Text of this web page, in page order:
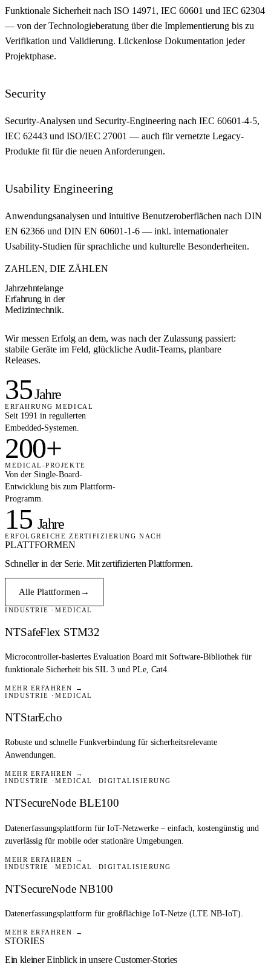
Funktionale Sicherheit nach ISO 14971, IEC 60601 und IEC 62304
— von der Technologieberatung über die Implementierung bis zu
Verifikation und Validierung. Lückenlose Dokumentation jeder
Projektphase.
Security
Security-Analysen und Security-Engineering nach IEC 60601-4-5,
IEC 62443 und ISO/IEC 27001 — auch für vernetzte Legacy-
Produkte fit für die neuen Anforderungen.
Usability Engineering
Anwendungsanalysen und intuitive Benutzeroberflächen nach DIN
EN 62366 und DIN EN 60601-1-6 — inkl. internationaler
Usability-Studien für sprachliche und kulturelle Besonderheiten.
ZAHLEN, DIE ZÄHLEN
Jahrzehntelange
Erfahrung in der
Medizintechnik.
Wir messen Erfolg an dem, was nach der Zulassung passiert:
stabile Geräte im Feld, glückliche Audit-Teams, planbare
Releases.
35Jahre
ERFAHRUNG MEDICAL
Seit 1991 in regulierten
Embedded-Systemen.
200+
MEDICAL-PROJEKTE
Von der Single-Board-
Entwicklung bis zum Plattform-
Programm.
15 Jahre
ERFOLGREICHE ZERTIFIZIERUNG NACH
PLATTFORMEN
Schneller in der Serie.Mit zertifizierten Plattformen.
Alle Plattformen →
INDUSTRIE MEDICAL
NTSafeFlex STM32
Microcontroller-basiertes Evaluation Board mit Software-Bibliothek für
funktionale Sicherheit bis SIL 3 und PLe, Cat4.
MEHR ERFAHREN →
INDUSTRIE
MEDICAL
NTStarEcho
Robuste und schnelle Funkverbindung für sicherheitsrelevante
Anwendungen.
MEHR ERFAHREN →
INDUSTRIE
MEDICAL DIGITALISIERUNG
NTSecureNode BLE100
Datenerfassungsplattform für IoT-Netzwerke – einfach, kostengünstig und
zuverlässig für mobile oder stationäre Umgebungen.
MEHR ERFAHREN →
INDUSTRIE
MEDICAL DIGITALISIERUNG
NTSecureNode NB100
Datenerfassungsplattform für großflächige IoT-Netze (LTE NB-IoT).
MEHR ERFAHREN →
STORIES
Ein kleiner Einblick inunsere Customer-Stories